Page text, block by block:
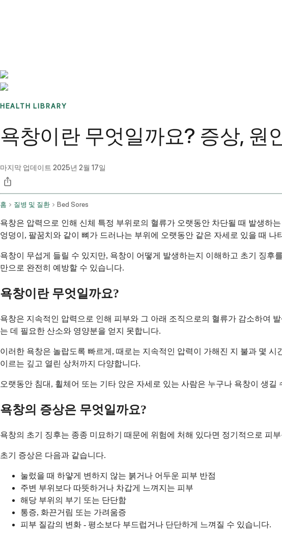
HEALTH LIBRARY
욕창이란 무엇일까요? 증상, 원
마지막 업데이트 2025년 2월 17일
홈 질병 및 질환 Bed Sores
욕창은 압력으로 인해 신체 특정 부위로의 혈류가 오랫동안 차단될 때 발생하
엉덩이, 팔꿈치와 같이 뼈가 드러나는 부위에 오랫동안 같은 자세로 있을 때 나
욕창이 무섭게 들릴 수 있지만, 욕창이 어떻게 발생하는지 이해하고 초기 징
만으로 완전히 예방할 수 있습니다.
욕창이란 무엇일까요?
욕창은 지속적인 압력으로 인해 피부와 그 아래 조직으로의 혈류가 감소하여
는 데 필요한 산소와 영양분을 얻지 못합니다.
이러한 욕창은 놀랍도록 빠르게, 때로는 지속적인 압력이 가해진 지 불과 몇
이르는 깊고 열린 상처까지 다양합니다.
오랫동안 침대, 휠체어 또는 기타 앉은 자세로 있는 사람은 누구나 욕창이 생
욕창의 증상은 무엇일까요?
욕창의 초기 징후는 종종 미묘하기 때문에 위험에 처해 있다면 정기적으로 피
초기 증상은 다음과 같습니다.
눌렀을 때 하얗게 변하지 않는 붉거나 어두운 피부 반점
주변 부위보다 따뜻하거나 차갑게 느껴지는 피부
해당 부위의 부기 또는 단단함
통증, 화끈거림 또는 가려움증
피부 질감의 변화 - 평소보다 부드럽거나 단단하게 느껴질 수 있습니다.